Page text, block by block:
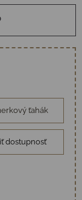
ťahák
dostupnosť